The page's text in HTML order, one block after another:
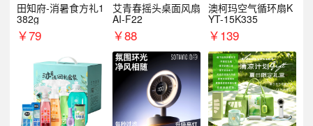
田知府-消暑食方礼1
382g
￥79
艾青春摇头桌面风扇
AI-F22
￥88
澳柯玛空气循环扇K
YT-15K335
￥139